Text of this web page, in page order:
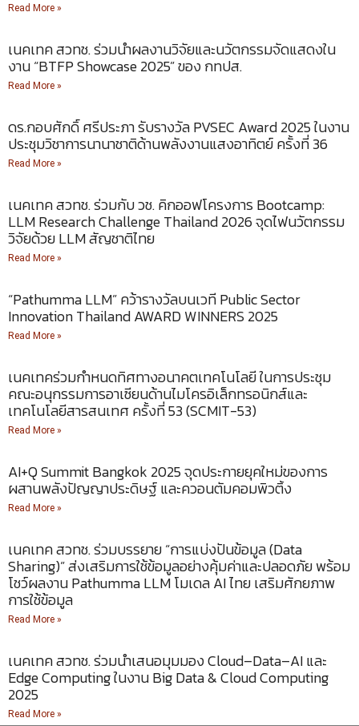
Read More »
เนคเทค สวทช. ร่วมนำผลงานวิจัยและนวัตกรรมจัดแสดงใน
งาน “BTFP Showcase 2025” ของ กทปส.
Read More »
ดร.กอบศักดิ์ ศรีประภา รับรางวัล PVSEC Award 2025 ในงาน
ประชุมวิชาการนานาชาติด้านพลังงานแสงอาทิตย์ ครั้งที่ 36
Read More »
เนคเทค สวทช. ร่วมกับ วช. คิกออฟโครงการ Bootcamp:
LLM Research Challenge Thailand 2026 จุดไฟนวัตกรรม
วิจัยด้วย LLM สัญชาติไทย
Read More »
“Pathumma LLM” คว้ารางวัลบนเวที Public Sector
Innovation Thailand AWARD WINNERS 2025
Read More »
เนคเทคร่วมกำหนดทิศทางอนาคตเทคโนโลยี ในการประชุม
คณะอนุกรรมการอาเซียนด้านไมโครอิเล็กทรอนิกส์และ
เทคโนโลยีสารสนเทศ ครั้งที่ 53 (SCMIT-53)
Read More »
AI+Q Summit Bangkok 2025 จุดประกายยุคใหม่ของการ
ผสานพลังปัญญาประดิษฐ์ และควอนตัมคอมพิวติ้ง
Read More »
เนคเทค สวทช. ร่วมบรรยาย “การแบ่งปันข้อมูล (Data
Sharing)” ส่งเสริมการใช้ข้อมูลอย่างคุ้มค่าและปลอดภัย พร้อม
โชว์ผลงาน Pathumma LLM โมเดล AI ไทย เสริมศักยภาพ
การใช้ข้อมูล
Read More »
เนคเทค สวทช. ร่วมนำเสนอมุมมอง Cloud–Data–AI และ
Edge Computing ในงาน Big Data & Cloud Computing
2025
Read More »